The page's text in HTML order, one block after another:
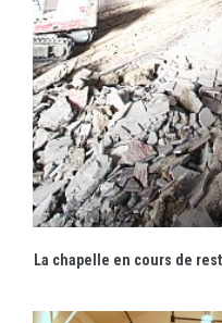
La chapelle en cours de